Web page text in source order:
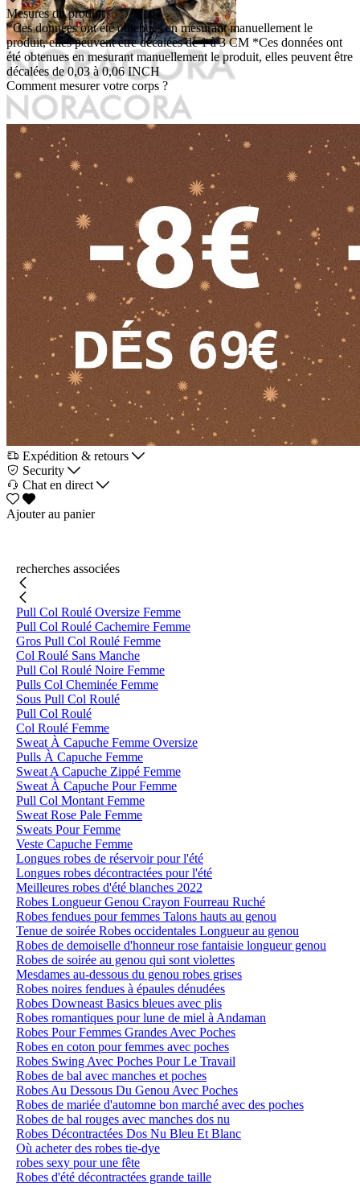
Mesures du produit
*Ces données ont été obtenues en mesurant manuellement le
produit, elles peuvent être décalées de 1 à 3 CM *Ces données ont
été obtenues en mesurant manuellement le produit, elles peuvent être
décalées de 0,03 à 0,06 INCH
Comment mesurer votre corps ?
Expédition & retours
Security
Chat en direct
Ajouter au panier
recherches associées
Pull Col Roulé Oversize Femme
Pull Col Roulé Cachemire Femme
Gros Pull Col Roulé Femme
Col Roulé Sans Manche
Pull Col Roulé Noire Femme
Pulls Col Cheminée Femme
Sous Pull Col Roulé
Pull Col Roulé
Col Roulé Femme
Sweat À Capuche Femme Oversize
Pulls À Capuche Femme
Sweat A Capuche Zippé Femme
Sweat À Capuche Pour Femme
Pull Col Montant Femme
Sweat Rose Pale Femme
Sweats Pour Femme
Veste Capuche Femme
Longues robes de réservoir pour l'été
Longues robes décontractées pour l'été
Meilleures robes d'été blanches 2022
Robes Longueur Genou Crayon Fourreau Ruché
Robes fendues pour femmes Talons hauts au genou
Tenue de soirée Robes occidentales Longueur au genou
Robes de demoiselle d'honneur rose fantaisie longueur genou
Robes de soirée au genou qui sont violettes
Mesdames au-dessous du genou robes grises
Robes noires fendues à épaules dénudées
Robes Downeast Basics bleues avec plis
Robes romantiques pour lune de miel à Andaman
Robes Pour Femmes Grandes Avec Poches
Robes en coton pour femmes avec poches
Robes Swing Avec Poches Pour Le Travail
Robes de bal avec manches et poches
Robes Au Dessous Du Genou Avec Poches
Robes de mariée d'automne bon marché avec des poches
Robes de bal rouges avec manches dos nu
Robes Décontractées Dos Nu Bleu Et Blanc
Où acheter des robes tie-dye
robes sexy pour une fête
Robes d'été décontractées grande taille